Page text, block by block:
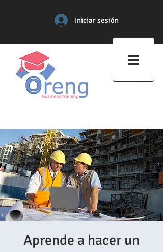
Iniciar sesión
Aprende a hacer un